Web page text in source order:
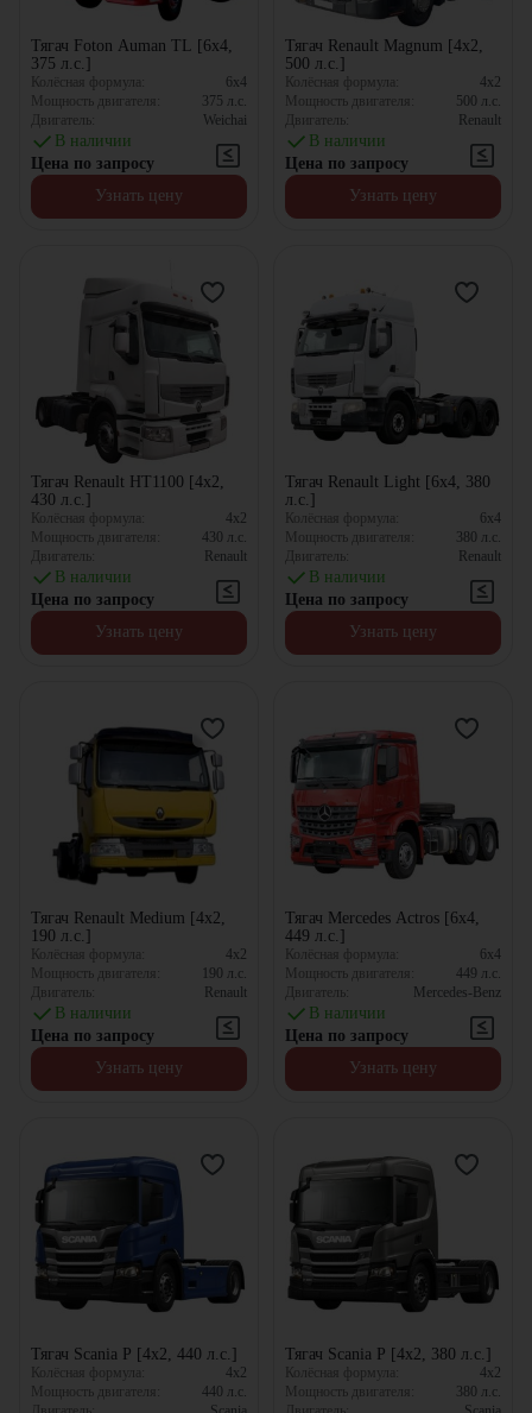
Тягач Foton Auman TL [6x4,
375 л.с.]
Колёсная формула:
6x4
Мощность двигателя:
375 л.с.
Двигатель:
Weichai
В наличии
Цена по запросу
Узнать цену
Тягач Renault Magnum [4x2,
500 л.с.]
Колёсная формула:
4x2
Мощность двигателя:
500 л.с.
Двигатель:
Renault
В наличии
Цена по запросу
Узнать цену
Тягач Renault HT1100 [4x2,
430 л.с.]
Колёсная формула:
4x2
Мощность двигателя:
430 л.с.
Двигатель:
Renault
В наличии
Цена по запросу
Узнать цену
Тягач Renault Light [6x4, 380
л.с.]
Колёсная формула:
6x4
Мощность двигателя:
380 л.с.
Двигатель:
Renault
В наличии
Цена по запросу
Узнать цену
Тягач Renault Medium [4x2,
190 л.с.]
Колёсная формула:
4x2
Мощность двигателя:
190 л.с.
Двигатель:
Renault
В наличии
Цена по запросу
Узнать цену
Тягач Mercedes Actros [6x4,
449 л.с.]
Колёсная формула:
6x4
Мощность двигателя:
449 л.с.
Двигатель:
Mercedes-Benz
В наличии
Цена по запросу
Узнать цену
Тягач Scania P [4x2, 440 л.с.]
Колёсная формула:
4x2
Мощность двигателя:
440 л.с.
Тягач Scania P [4x2, 380 л.с.]
Колёсная формула:
4x2
Мощность двигателя:
380 л.с.